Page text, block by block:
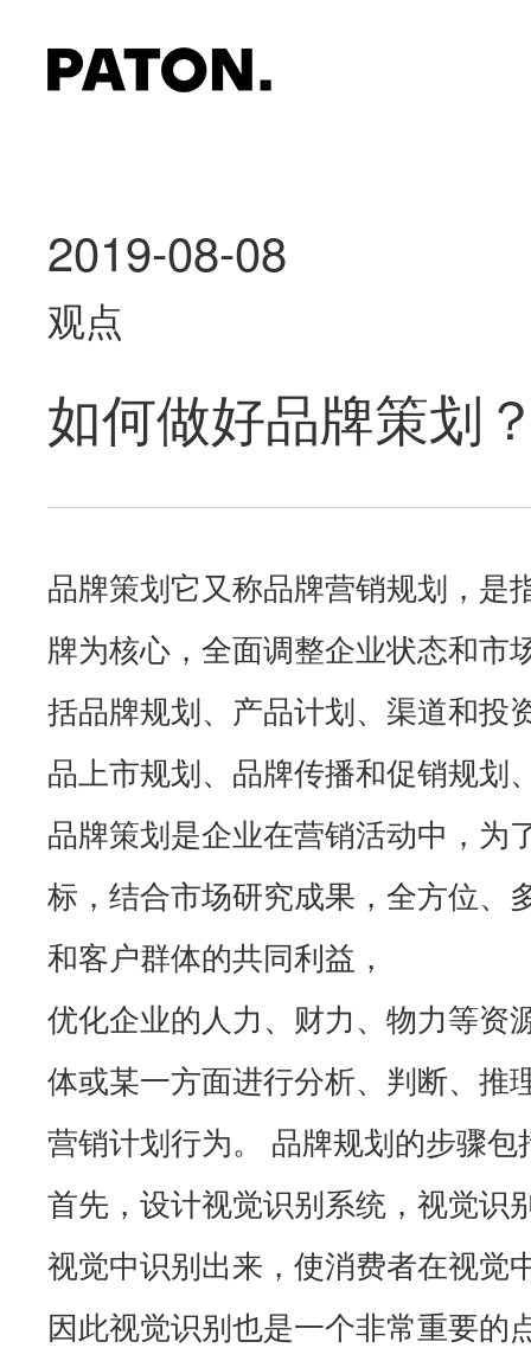
2019-08-08
观点
如何做好品牌策划
品牌策划它又称品牌营销规划，是
牌为核心，全面调整企业状态和市
括品牌规划、产品计划、渠道和投
品上市规划、品牌传播和促销规划
品牌策划是企业在营销活动中，为
标，结合市场研究成果，全方位、
和客户群体的共同利益，
优化企业的人力、财力、物力等资
体或某一方面进行分析、判断、推
营销计划行为。 品牌规划的步骤
首先，设计视觉识别系统，视觉识
视觉中识别出来，使消费者在视觉
因此视觉识别也是一个非常重要的